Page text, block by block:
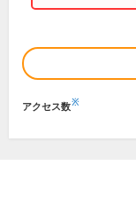
アクセス数※